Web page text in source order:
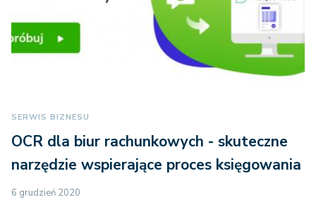
SERWIS BIZNESU
OCR dla biur rachunkowych - skuteczne
narzędzie wspierające proces księgowania
6 grudzień 2020